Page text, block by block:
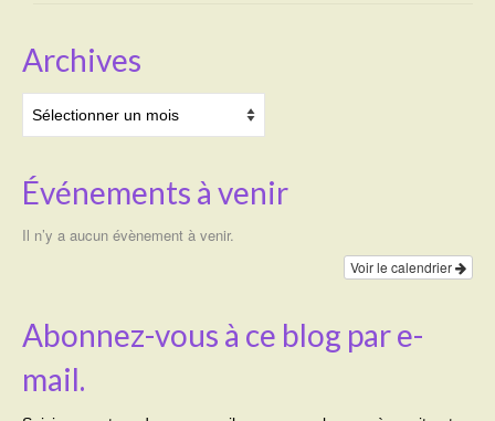
Archives
Événements à venir
Il n’y a aucun évènement à venir.
Voir le calendrier
Abonnez-vous à ce blog par e-
mail.